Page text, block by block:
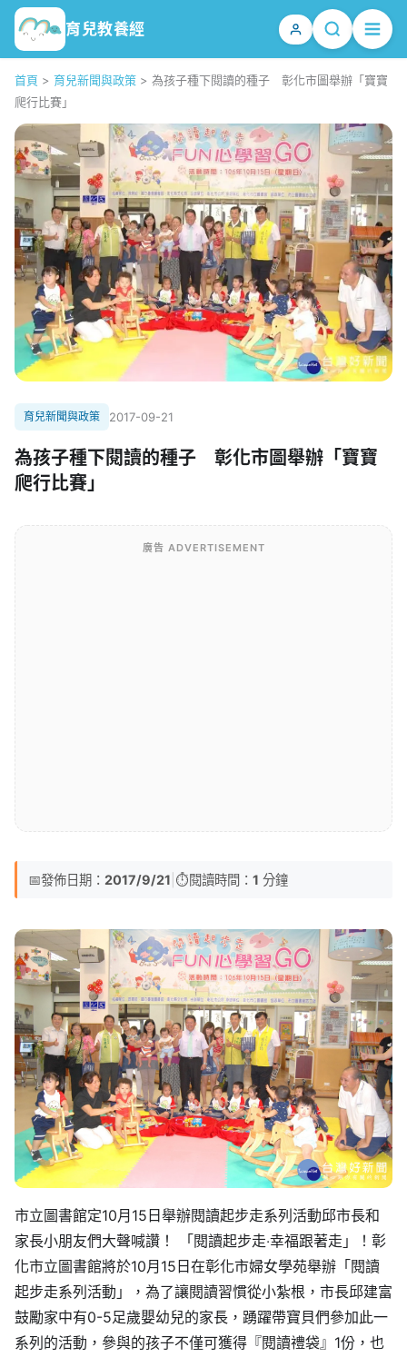
育兒教養經
首頁 > 育兒新聞與政策 > 為孩子種下閱讀的種子 彰化市圖舉辦「寶寶
爬行比賽」
育兒新聞與政策 2017-09-21
為孩子種下閱讀的種子 彰化市圖舉辦「寶寶
爬行比賽」
廣告 ADVERTISEMENT
📅發佈日期： 2017/9/21 ⏱️閱讀時間： 1 分鐘
市立圖書館定10月15日舉辦閱讀起步走系列活動邱市長和
家長小朋友們大聲喊讚！ 「閱讀起步走‧幸福跟著走」！彰
化市立圖書館將於10月15日在彰化市婦女學苑舉辦「閱讀
起步走系列活動」，為了讓閱讀習慣從小紮根，市長邱建富
鼓勵家中有0-5足歲嬰幼兒的家長，踴躍帶寶貝們參加此一
系列的活動，參與的孩子不僅可獲得『閱讀禮袋』1份，也